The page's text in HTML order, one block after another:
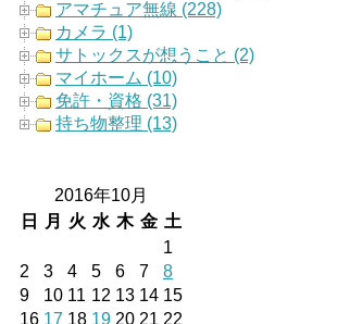
アマチュア無線 (228)
カメラ (1)
サトックスが想うこと (2)
マイホーム (10)
免許・資格 (31)
持ち物整理 (13)
2016年10月
日
月 火 水 木 金 土
1
2
3 4 5 6 7
8
9
10 11 12 13 14 15
16 17 18 19 20 21 22